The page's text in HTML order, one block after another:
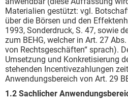
Materialien gestützt: vgl.
über die Börsen und den
1993, Sonderdruck, S. 47, sowie
zum BEHG, welcher in Art. 27
von Rechtsgeschäften“ sprach).
Umsetzung und Konkretisierung
stehenden Incentivezahlungen
Anwendungsbereich von Art. 29
1.2 Sachlicher